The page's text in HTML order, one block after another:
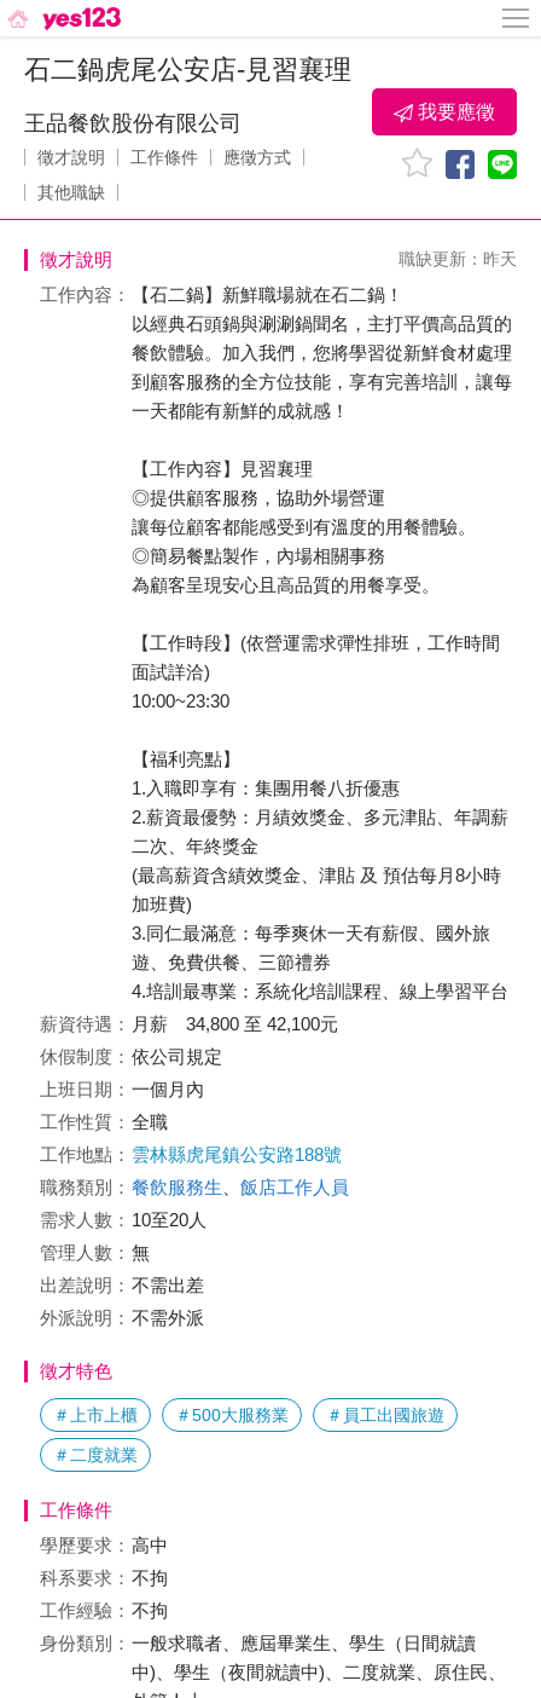
石二鍋虎尾公安店-見習襄理
王品餐飲股份有限公司
徵才說明 工作條件
應徵方式
其他職缺
我要應徵
徵才說明 職缺更新：昨天
工作內容：
【石二鍋】新鮮職場就在石二鍋！
以經典石頭鍋與涮涮鍋聞名，主打平價高品質的
餐飲體驗。加入我們，您將學習從新鮮食材處理
到顧客服務的全方位技能，享有完善培訓，讓每
一天都能有新鮮的成就感！
【工作內容】見習襄理
◎提供顧客服務，協助外場營運
讓每位顧客都能感受到有溫度的用餐體驗。
◎簡易餐點製作，內場相關事務
為顧客呈現安心且高品質的用餐享受。
【工作時段】(依營運需求彈性排班，工作時間
面試詳洽)
10:00~23:30
【福利亮點】
1.入職即享有：集團用餐八折優惠
2.薪資最優勢：月績效獎金、多元津貼、年調薪
二次、年終獎金
(最高薪資含績效獎金、津貼 及 預估每月8小時
加班費)
3.同仁最滿意：每季爽休一天有薪假、國外旅
遊、免費供餐、三節禮券
4.培訓最專業：系統化培訓課程、線上學習平台
薪資待遇： 月薪 34,800 至 42,100元
休假制度： 依公司規定
上班日期： 一個月內
工作性質： 全職
工作地點： 雲林縣虎尾鎮公安路188號
職務類別： 餐飲服務生
飯店工作人員
需求人數： 10至20人
管理人數： 無
出差說明： 不需出差
外派說明： 不需外派
徵才特色
＃上市上櫃 ＃500大服務業 ＃員工出國旅遊
＃二度就業
工作條件
學歷要求： 高中
科系要求： 不拘
工作經驗： 不拘
身份類別： 一般求職者、應屆畢業生、學生（日間就讀
中)、學生（夜間就讀中)、二度就業、原住民、